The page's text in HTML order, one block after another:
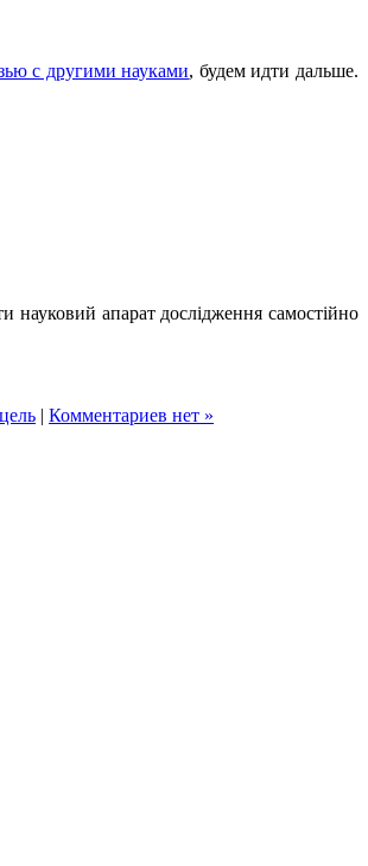
с другими науками, будем идти дальше.
науковий апарат дослідження самостійно
цель | Комментариев нет »